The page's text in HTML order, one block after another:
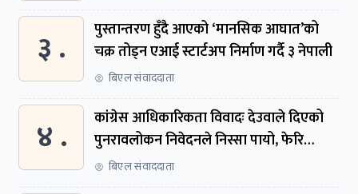
३ .
पुस्तान्तरण हुँदै आएको ‘मानसिक आघात’को
चक्र तोड्न एआई स्टार्टअप निर्माण गर्दै ३ नेपाली
बिएल संवाददाता
४ .
कांग्रेस आधिकारिकता विवादः देउवाले दिएको
पुनरावलोकन निवेदनले निस्सा पायो, फेरि
सुरुदेखि सुनुवाइ हुने
बिएल संवाददाता